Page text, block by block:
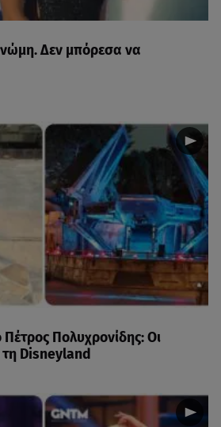
Δεν μπόρεσα να
Πολυχρονίδης: Οι
Disneyland